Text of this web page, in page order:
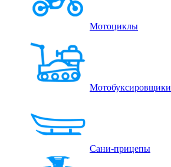
Мотоциклы
Мотобуксировщики
Сани-прицепы